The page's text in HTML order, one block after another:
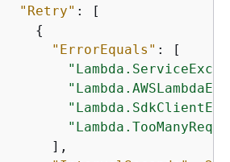
"Retry" : [
{
"ErrorEquals" : [
],